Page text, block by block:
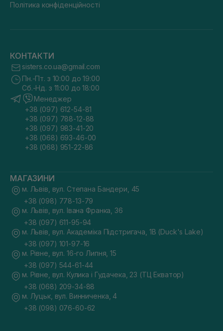
Політика конфіденційності
КОНТАКТИ
sisters.co.ua@gmail.com
Пн.-Пт. з 10:00 до 19:00
Сб.-Нд. з 11:00 до 18:00
Менеджер
+38 (097) 612-54-81
+38 (097) 788-12-88
+38 (097) 983-41-20
+38 (068) 693-46-00
+38 (068) 951-22-86
МАГАЗИНИ
м. Львів, вул. Степана Бандери, 45
+38 (098) 778-13-79
м. Львів, вул. Івана Франка, 36
+38 (097) 611-95-94
м. Львів, вул. Академіка Підстригача, 1В (Duck's Lake)
+38 (097) 101-97-16
м. Рівне, вул. 16-го Липня, 15
+38 (097) 544-61-44
м. Рівне, вул. Кулика і Гудачека, 23 (ТЦ Екватор)
+38 (068) 209-34-88
м. Луцьк, вул. Винниченка, 4
+38 (098) 076-60-62